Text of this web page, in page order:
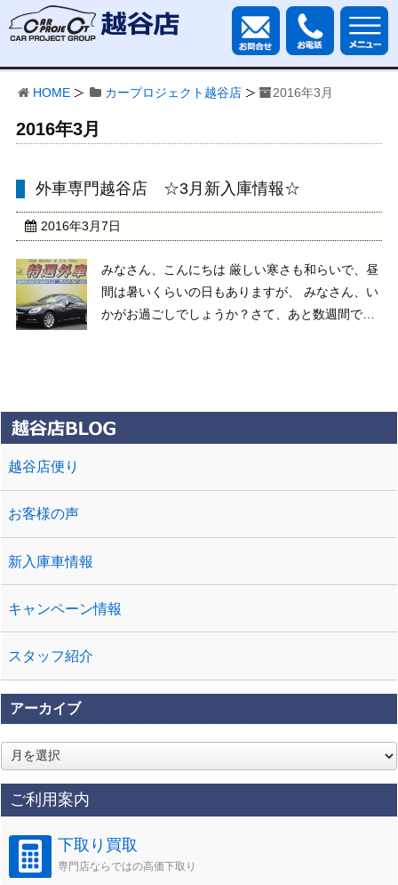
HOME カープロジェクト越谷店 2016年3月
2016年3月
外車専門越谷店 ☆3月新入庫情報☆
2016年3月7日
みなさん、こんにちは 厳しい寒さも和らいで、昼
間は暑いくらいの日もありますが、 みなさん、い
かがお過ごしでしょうか？さて、あと数週間で新
越谷店便り
お客様の声
新入庫車情報
キャンペーン情報
スタッフ紹介
アーカイブ
ア
ー
カ
イ
ブ
ご利用案内
下取り買取
専門店ならではの高価下取り